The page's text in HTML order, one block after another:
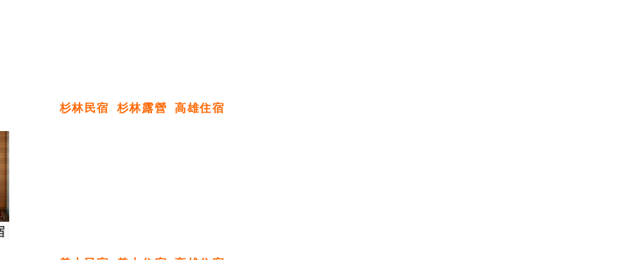
杉林民宿 杉林露營 高雄住宿